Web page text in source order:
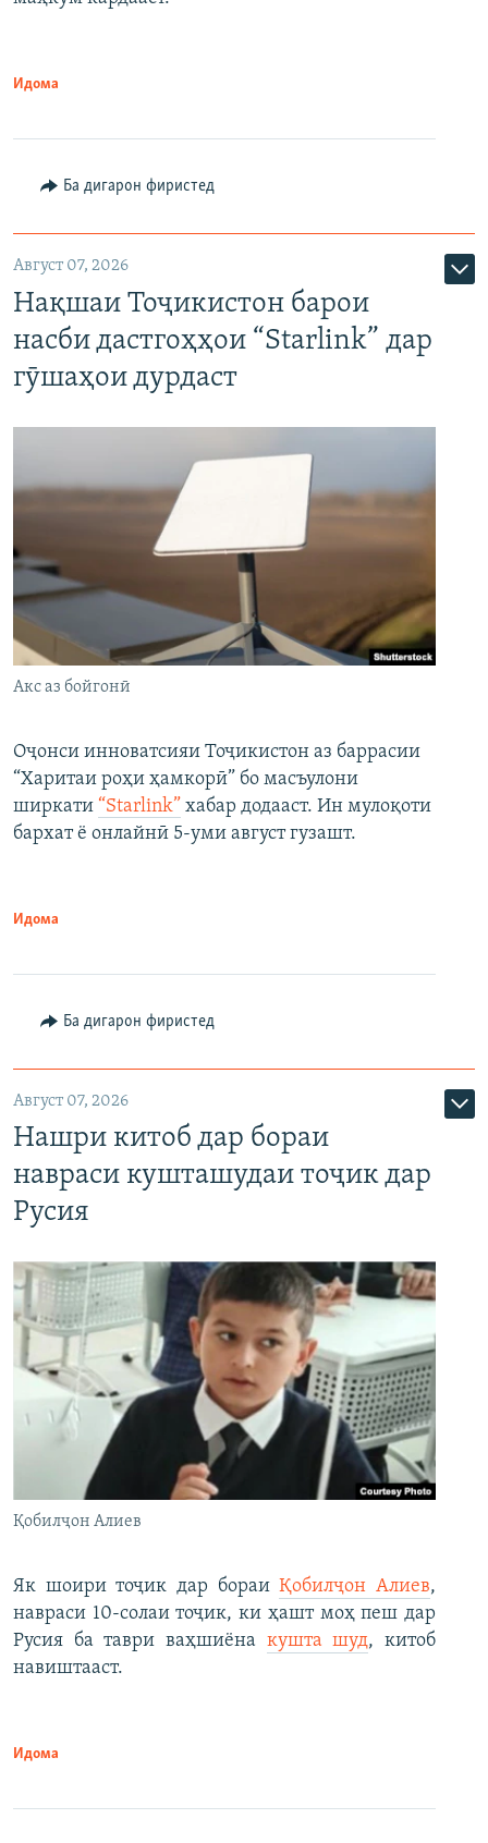
Идома
Ба дигарон фиристед
Август 07, 2026
Нақшаи Тоҷикистон барои
насби дастгоҳҳои “Starlink” дар
гӯшаҳои дурдаст
Акс аз бойгонӣ
Оҷонси инноватсияи Тоҷикистон аз баррасии
“Харитаи роҳи ҳамкорӣ” бо масъулони
ширкати “Starlink” хабар додааст. Ин мулоқоти
бархат ё онлайнӣ 5-уми август гузашт.
Идома
Ба дигарон фиристед
Август 07, 2026
Нашри китоб дар бораи
навраси кушташудаи тоҷик дар
Русия
Қобилҷон Алиев
Як шоири тоҷик дар бораиҚобилҷон Алиев,
навраси 10-солаи тоҷик, ки ҳашт моҳ пеш дар
Русия ба таври ваҳшиёна кушта шуд, китоб
навиштааст.
Идома